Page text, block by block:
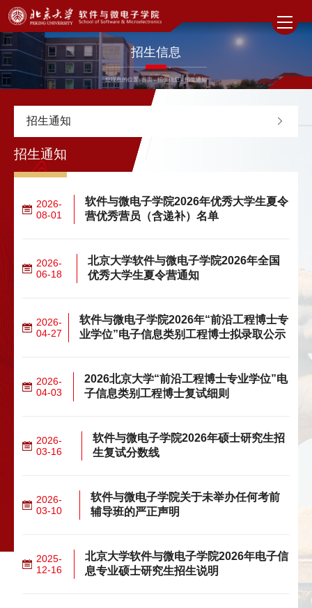
招生信息
您现在的位置: 首页 - 招生信息 - 招生通知
招生通知
招生通知
2026-
08-01
软件与微电子学院2026年优秀大学生夏令
营优秀营员（含递补）名单
2026-
06-18
北京大学软件与微电子学院2026年全国
优秀大学生夏令营通知
2026-
04-27
软件与微电子学院2026年“前沿工程博士专
业学位”电子信息类别工程博士拟录取公示
2026-
04-03
2026北京大学“前沿工程博士专业学位”电
子信息类别工程博士复试细则
2026-
03-16
软件与微电子学院2026年硕士研究生招
生复试分数线
2026-
03-10
软件与微电子学院关于未举办任何考前
辅导班的严正声明
2025-
12-16
北京大学软件与微电子学院2026年电子信
息专业硕士研究生招生说明